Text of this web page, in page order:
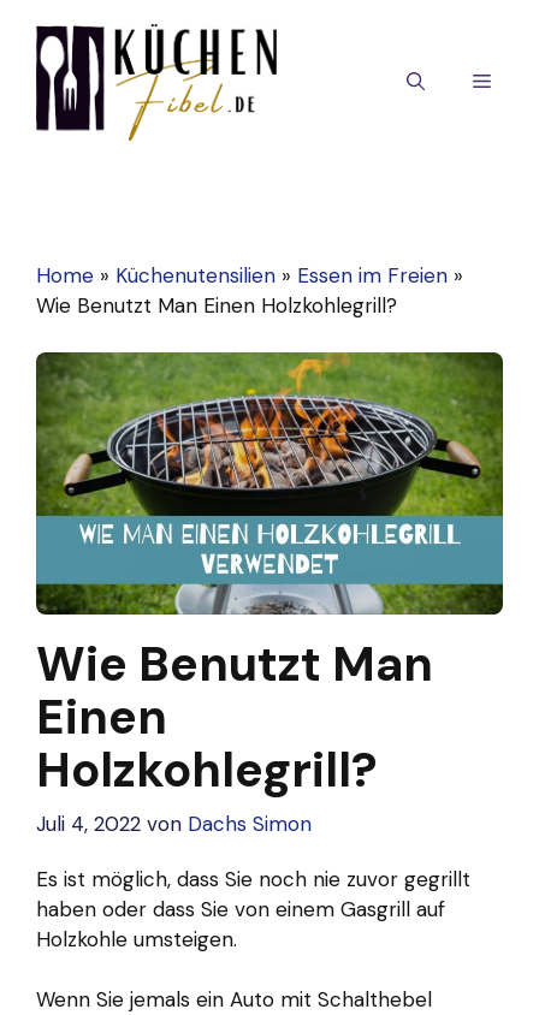
Inhalt
springen
Home » Küchenutensilien » Essen im Freien »
Wie Benutzt Man Einen Holzkohlegrill?
Wie Benutzt Man
Einen
Holzkohlegrill?
Juli 4, 2022 von Dachs Simon
Es ist möglich, dass Sie noch nie zuvor gegrillt
haben oder dass Sie von einem Gasgrill auf
Holzkohle umsteigen.
Wenn Sie jemals ein Auto mit Schalthebel